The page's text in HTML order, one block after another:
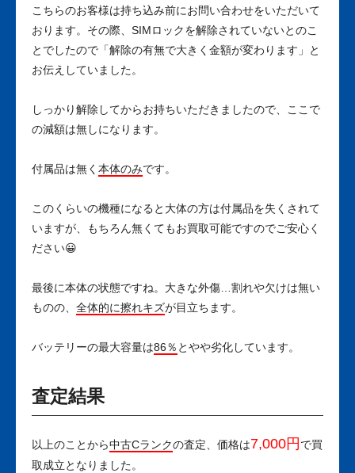
こちらのお客様は持ち込み前にお問い合わせをいただいて
おります。その際、SIMロックを解除されていないとのこ
とでしたので「解除の有無で大きく金額が変わります」と
お伝えしていました。
しっかり解除してからお持ちいただきましたので、ここで
の減額は無しになります。
付属品は無く 本体のみです。
このくらいの機種になると大体の方は付属品を失くされて
いますが、もちろん無くてもお買取可能ですのでご安心く
ださい😀
最後に本体の状態ですね。大きな外傷…割れや欠けは無い
ものの、 全体的に擦れキズが目立ちます。
バッテリーの最大容量は86％ とやや劣化しています。
査定結果
以上のことから中古Cランクの査定、価格は7,000円で買
取成立となりました。